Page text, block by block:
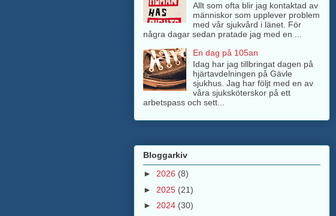
Allt som ofta blir jag kontaktad av
människor som upplever problem
med vår sjukvård i länet. För
några dagar sedan pratade jag med en ...
En dag på 105an
Idag har jag tillbringat dagen på
hjärtavdelningen på Gävle
sjukhus. Jag har följt med en av
våra sjuksköterskor på ett
arbetspass och sett...
Bloggarkiv
► 2026 (8)
► 2025 (21)
► 2024 (30)